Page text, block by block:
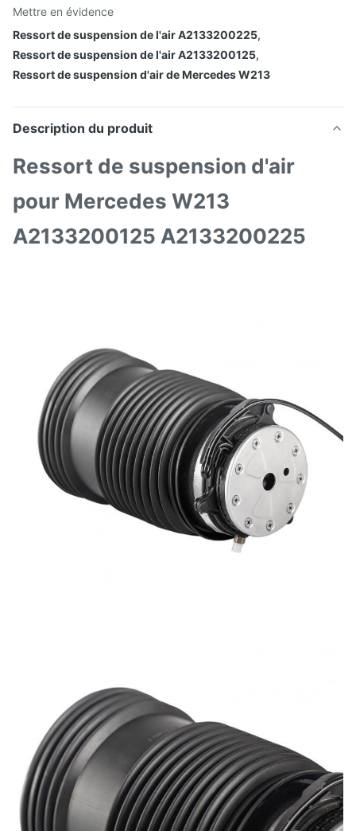
Mettre en évidence
Ressort de suspension de l'air A2133200225,
Ressort de suspension de l'air A2133200125,
Ressort de suspension d'air de Mercedes W213
Description du produit
Ressort de suspension d'air
pour Mercedes W213
A2133200125 A2133200225